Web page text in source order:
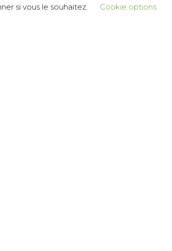
si vous le souhaitez. Cookie options